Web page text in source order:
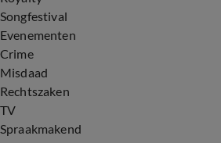
Songfestival
Evenementen
Crime
Misdaad
Rechtszaken
TV
Spraakmakend